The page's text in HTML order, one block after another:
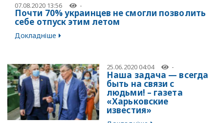
07.08.2020 13:56 -
Почти 70% украинцев не смогли позволить
себе отпуск этим летом
Докладніше
25.06.2020 04:04 -
Наша задача — всегда
быть на связи с
людьми! – газета
«Харьковские
известия»